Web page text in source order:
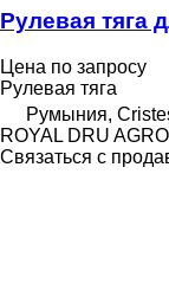
Рулевая тяга
Цена по запросу
Рулевая тяга
Румыния,
ROYAL DRU
Связаться с